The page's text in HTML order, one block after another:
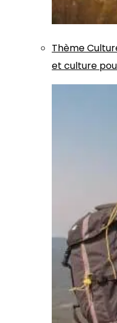
Thème
et culture